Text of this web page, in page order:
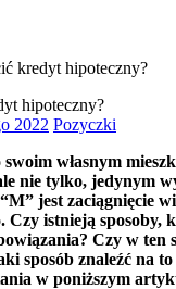
kredyt hipoteczny?
hipoteczny?
2022 Pozyczki
własnym
nie tylko, jedynym
jest zaciągnięcie
Czy istnieją sposoby,
Czy w ten
sposób znaleźć na
w poniższym